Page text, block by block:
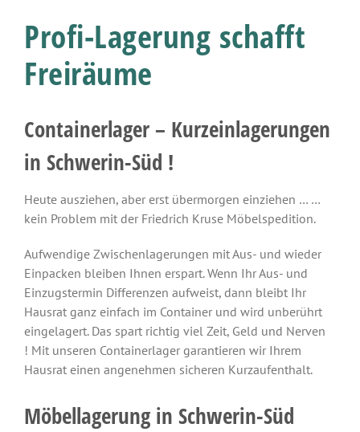
Profi-Lagerung schafft
Freiräume
Containerlager – Kurzeinlagerungen
in Schwerin-Süd !
Heute ausziehen, aber erst übermorgen einziehen … …
kein Problem mit der Friedrich Kruse Möbelspedition.
Aufwendige Zwischenlagerungen mit Aus- und wieder
Einpacken bleiben Ihnen erspart. Wenn Ihr Aus- und
Einzugstermin Differenzen aufweist, dann bleibt Ihr
Hausrat ganz einfach im Container und wird unberührt
eingelagert. Das spart richtig viel Zeit, Geld und Nerven
! Mit unseren Containerlager garantieren wir Ihrem
Hausrat einen angenehmen sicheren Kurzaufenthalt.
Möbellagerung in Schwerin-Süd